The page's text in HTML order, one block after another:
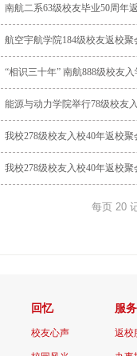
南航二系63级校友毕业50周年
航空宇航学院184级校友返校聚
“相识三十年” 南航888级校友
能源与动力学院举行78级校友
我校278级校友入校40年返校
我校278级校友入校40年返校
每页 20
回忆
校友心声
服务
返校